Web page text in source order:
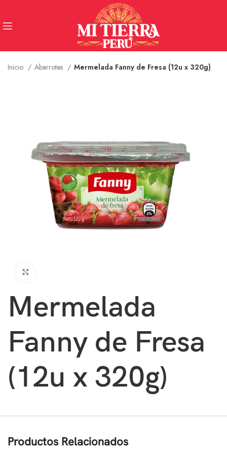
Inicio Abarrotes Mermelada Fanny de Fresa (12u x 320g)
Mermelada
Fanny de Fresa
(12u x 320g)
Productos Relacionados